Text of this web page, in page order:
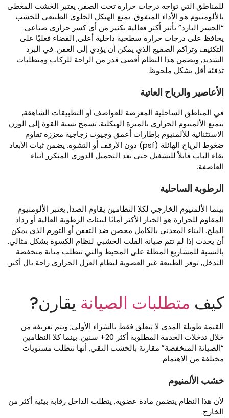
التي تواجه درجات حرارة تحت الصفر, يعتبر الخشب المغطى
هو الأداء المتفوق. يمنع الهيكل الخلوي الطبيعي للخشب
البارد” تأثير أكثر فعالية بكثير من أي كسر حراري صناعي.
على درجات حرارة سطحية داخلية أعلى, القضاء فعليًا على
وتراكم الصقيع الذي يمكن أن يؤدي إلى العفن. في البرد
ويضمن هذا النظام أقصى قدر من الراحة للركاب ومتطلبات
أقل بشكل ملحوظ.
والرياح العاتية
المناطق الساحلية المعرضة للعواصف أو التطبيقات الشاهقة,
الألمنيوم الحراري بالميزة الهيكلية. تسمح نسبة القوة إلى الوزن
للألمنيوم بإطارات أعمق وجيوب زجاجية معززة تقاوم
ضغوط الرياح الهائلة (psf) دون الأرفف أو التشوه. يضمن ثبات الأبعاد
الباب قابلاً للتشغيل حتى بعد التحميل الدوري المتكرر أثناء
الساحلية
الألمنيوم الخارجي لكلا النظامين يقاوم الصدأ, يعتبر الألومنيوم
للحرارة هو الخيار الأكثر أمانًا لبيئات الرطوبة العالية أو رذاذ
البناء المعدني بالكامل محصن ضد التعفن أو التورم الذي يمكن
يحدث إذا لم تتم صيانة القلب الخشبي لنظام الكسوة بشكل مثالي.
للمشاريع المطلة على المحيط والتي تتطلب متانة منخفضة
توفر الطبيعة غير العضوية لنظام العزل الحراري راحة بال أكبر.
متطلبات الصيانةيقارن?
طويلة المدى لا تتعلق فقط بالشراء الأولي; ويتم تعريفه من
خلال تدخلات الخدمة المطلوبة أكثر 20+ سنين. بينما كلا النظامين
المنخفضة” مقارنة بالخشب النقي, أنها تتطلب مستويات
من الاهتمام.
الألمنيوم
هذا النظام يتضمن مادة عضوية, يتطلب الداخل رقابة بيئية أكثر من